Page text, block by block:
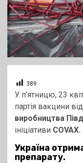
389
У п’ятницю, 23
партія вакцини
виробництва
ініціативи COVAX.
Україна
препарату.